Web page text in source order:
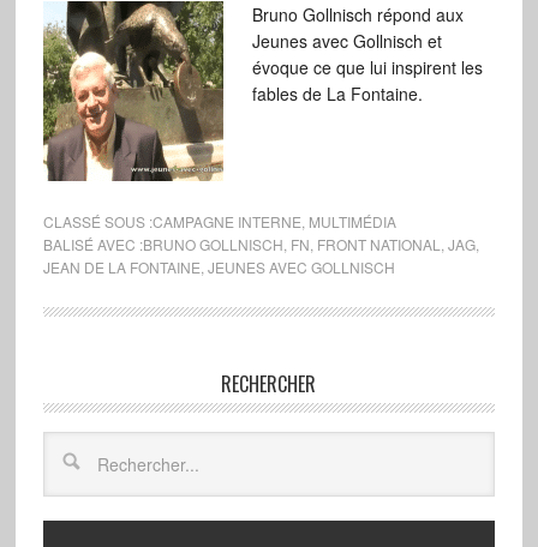
Bruno Gollnisch répond aux
Jeunes avec Gollnisch et
évoque ce que lui inspirent les
fables de La Fontaine.
CLASSÉ SOUS :CAMPAGNE INTERNE MULTIMÉDIA
BALISÉ AVEC :BRUNO GOLLNISCH FN FRONT NATIONAL JAG,
JEAN DE LA FONTAINE JEUNES AVEC GOLLNISCH
RECHERCHER